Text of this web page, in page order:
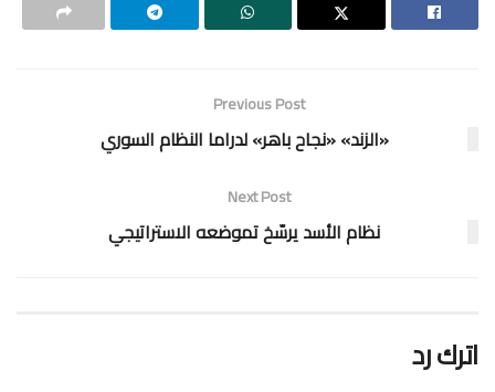
Previous Post
«الزند» «نجاح باهر» لدراما النظام السوري
Next Post
نظام الأسد يرسّخ تموضعه الاستراتيجي
اترك رد